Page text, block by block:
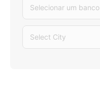
Selecionar um banco
Select City